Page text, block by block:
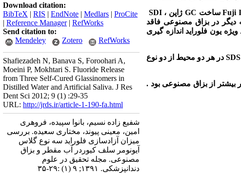
Fujiساخت GC ژاپن ،SDI
و سه نمونه دیگر در بزاق مصنوعی فاقد
1، 7، 14، 28، 56، 70و 84 با استفاده از الکترود ویژه یون فلوراید اندازه گیری
SDSدر هر دو محیط از دو نوع
بیشتر از بزاق مصنوعی بود .
Download citation:
BibTeX | RIS | EndNote | Medlars | ProCite
| Reference Manager| RefWorks
Send citation to:
Mendeley
Zotero RefWorks
Shafiezadeh N, Banava S, Foroohari A,
Moeini P, Mokhtari S. Fluoride Release
from Three Self-Cured Glassinomers in
Distilled Water and Artificial Saliva. J Res
Dent Sci 2012; 9 (1) :29-35
URL: http://jrds.ir/article-1-190-fa.html
شفیع زاده نسیم، بانوا سپیده، فروهری
امین، معینی پیوند، مختاری سعیده. بررسی
میزان آزادسازی فلوراید سه نوع گلاس
آیونومر سلف کیوردر آب مقطر و بزاق
مصنوعی. مجله تحقیق در علوم
دندانپزشکی. ۱۳۹۱; ۹ (۱) :۲۹-۳۵